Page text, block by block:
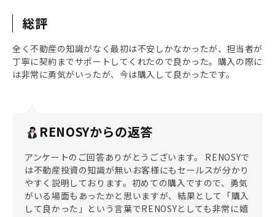
総評
全く不動産の知識がなく最初は不安しかなかったが、担当者が
丁寧に契約までサポートしてくれたので良かった。購入の際に
は非常に勇気がいったが、今は購入して良かったです。
RENOSYからの返答
アンケートのご回答ありがとうございます。 RENOSYで
は不動産投資の知識が無いお客様にもセールスが分かり
やすく説明しております。初めての購入ですので、勇気
がいる場面もあったかと思いますが、結果として「購入
して良かった」という言葉でRENOSYとしても非常に嬉